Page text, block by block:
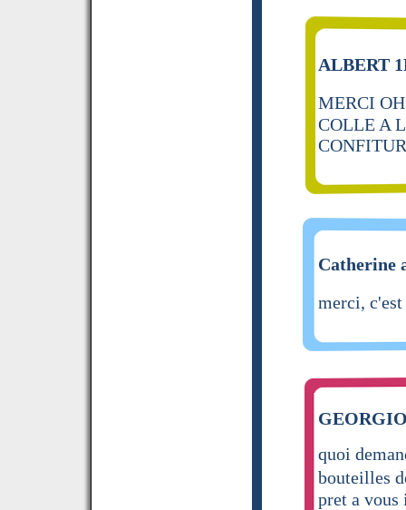
ALBERT
MERCI
COLLE A
Catherine
merci,
quoi
bouteilles
pret a vous